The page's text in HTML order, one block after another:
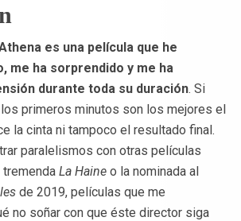
es una película que he
me ha sorprendido y me ha
durante toda su duración. Si
primeros minutos son los mejores el
la cinta ni tampoco el resultado final.
paralelismos con otras películas
La Haine o la nominada al
de 2019, películas que me
no soñar con que éste director siga